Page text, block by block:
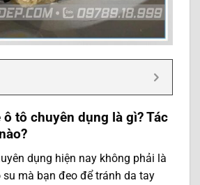
ô tô chuyên dụng là gì? Tác
dụng hiện nay không phải là
mà bạn đeo để tránh da tay